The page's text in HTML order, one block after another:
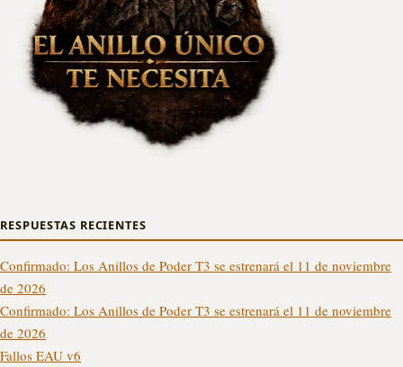
RESPUESTAS RECIENTES
Confirmado: Los Anillos de Poder T3 se estrenará el 11 de noviembre
de 2026
Confirmado: Los Anillos de Poder T3 se estrenará el 11 de noviembre
de 2026
Fallos EAU v6